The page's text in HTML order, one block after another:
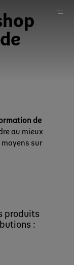
de
au mieux
sur
produits
: